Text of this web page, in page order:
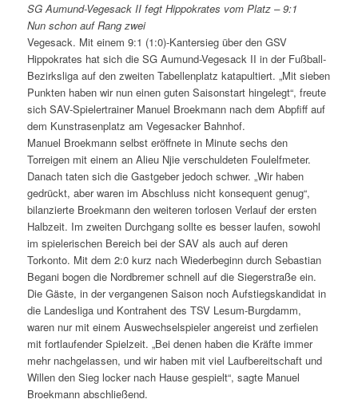
SG Aumund-Vegesack II fegt Hippokrates vom Platz – 9:1
Nun schon auf Rang zwei
Vegesack. Mit einem 9:1 (1:0)-Kantersieg über den GSV
Hippokrates hat sich die SG Aumund-Vegesack II in der Fußball-
Bezirksliga auf den zweiten Tabellenplatz katapultiert. „Mit sieben
Punkten haben wir nun einen guten Saisonstart hingelegt“, freute
sich SAV-Spielertrainer Manuel Broekmann nach dem Abpfiff auf
dem Kunstrasenplatz am Vegesacker Bahnhof.
Manuel Broekmann selbst eröffnete in Minute sechs den
Torreigen mit einem an Alieu Njie verschuldeten Foulelfmeter.
Danach taten sich die Gastgeber jedoch schwer. „Wir haben
gedrückt, aber waren im Abschluss nicht konsequent genug“,
bilanzierte Broekmann den weiteren torlosen Verlauf der ersten
Halbzeit. Im zweiten Durchgang sollte es besser laufen, sowohl
im spielerischen Bereich bei der SAV als auch auf deren
Torkonto. Mit dem 2:0 kurz nach Wiederbeginn durch Sebastian
Begani bogen die Nordbremer schnell auf die Siegerstraße ein.
Die Gäste, in der vergangenen Saison noch Aufstiegskandidat in
die Landesliga und Kontrahent des TSV Lesum-Burgdamm,
waren nur mit einem Auswechselspieler angereist und zerfielen
mit fortlaufender Spielzeit. „Bei denen haben die Kräfte immer
mehr nachgelassen, und wir haben mit viel Laufbereitschaft und
Willen den Sieg locker nach Hause gespielt“, sagte Manuel
Broekmann abschließend.